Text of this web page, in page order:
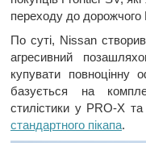
переходу до дорожчого
По суті, Nissan
агресивний
купувати повноцінну
базується на
стилістики у PRO-X
стандартного пікапа.